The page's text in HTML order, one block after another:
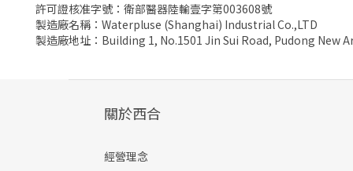
許可證核准字號：衛部醫器陸輸壹字第003608號
製造廠名稱：Waterpluse (Shanghai) Industrial Co.,LTD
製造廠地址：Building 1, No.1501 Jin Sui Road, Pudong New
關於西合
經營理念